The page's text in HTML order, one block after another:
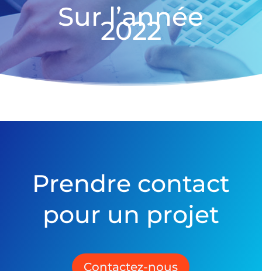
Sur l’année
2022
Prendre contact
pour un projet
Contactez-nous